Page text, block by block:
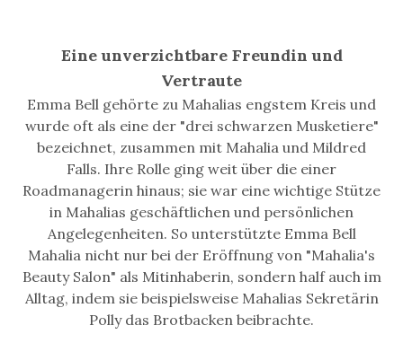
Eine unverzichtbare Freundin und
Vertraute
Emma Bell gehörte zu Mahalias engstem Kreis und
wurde oft als eine der "drei schwarzen Musketiere"
bezeichnet, zusammen mit Mahalia und Mildred
Falls. Ihre Rolle ging weit über die einer
Roadmanagerin hinaus; sie war eine wichtige Stütze
in Mahalias geschäftlichen und persönlichen
Angelegenheiten. So unterstützte Emma Bell
Mahalia nicht nur bei der Eröffnung von "Mahalia's
Beauty Salon" als Mitinhaberin, sondern half auch im
Alltag, indem sie beispielsweise Mahalias Sekretärin
Polly das Brotbacken beibrachte.